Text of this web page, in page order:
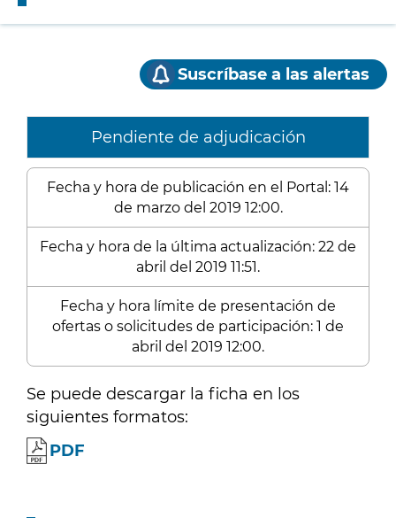
Suscríbase a las alertas
Pendiente de adjudicación
Fecha y hora de publicación en el Portal: 14
de marzo del 2019 12:00.
Fecha y hora de la última actualización: 22 de
abril del 2019 11:51.
Fecha y hora límite de presentación de
ofertas o solicitudes de participación: 1 de
abril del 2019 12:00.
Se puede descargar la ficha en los
siguientes formatos:
PDF